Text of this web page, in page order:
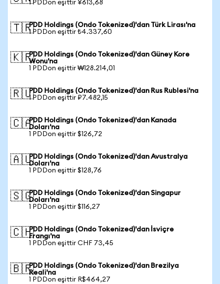
1 PDDon eşittir ¥613,68
🇹🇷PDD Holdings (Ondo Tokenized)'dan Türk Lirası'na
1 PDDon eşittir ₺4.337,60
🇰🇷PDD Holdings (Ondo Tokenized)'dan Güney Kore
Wonu'na
1 PDDon eşittir ₩128.214,01
🇷🇺PDD Holdings (Ondo Tokenized)'dan Rus Rublesi'na
1 PDDon eşittir ₽7.482,15
🇨🇦PDD Holdings (Ondo Tokenized)'dan Kanada
Doları'na
1 PDDon eşittir $126,72
🇦🇺PDD Holdings (Ondo Tokenized)'dan Avustralya
Doları'na
1 PDDon eşittir $128,76
🇸🇬PDD Holdings (Ondo Tokenized)'dan Singapur
Doları'na
1 PDDon eşittir $116,27
🇨🇭PDD Holdings (Ondo Tokenized)'dan İsviçre
Frangı'na
1 PDDon eşittir CHF 73,45
🇧🇷PDD Holdings (Ondo Tokenized)'dan Brezilya
Reali'na
1 PDDon eşittir R$464,27